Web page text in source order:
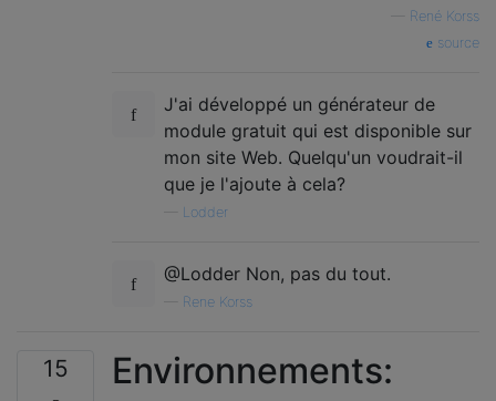
René Korss
source
J'ai développé un générateur de
module gratuit qui est disponible sur
mon site Web. Quelqu'un voudrait-il
que je l'ajoute à cela?
Lodder
@Lodder Non, pas du tout.
Rene Korss
15 Environnements: